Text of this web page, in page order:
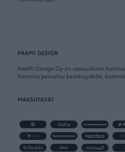
PAAPII DESIGN
PaaPii Design Oy on vastuullinen
toiminta perustuu kestävyydelle,
MAKSUTAVAT